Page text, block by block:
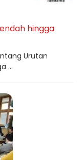
hingga
Urutan
...